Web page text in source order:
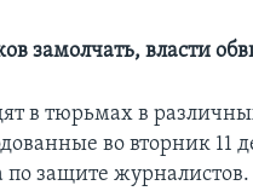
замолчать, власти
в тюрьмах в
во вторник 11
защите журналистов.